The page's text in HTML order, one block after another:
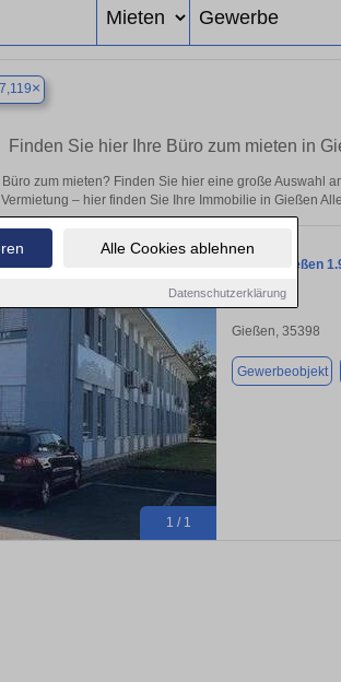
Alle Cookies ablehnen
Datenschutzerklärung
×
Finden Sie hier Ihre Büro zum mieten in
zum mieten? Finden Sie hier eine große Auswahl
– hier finden Sie Ihre Immobilie in Gießen
1 / 1
Büro in Gießen
Gießen, 35398
Gewerbeobjekt